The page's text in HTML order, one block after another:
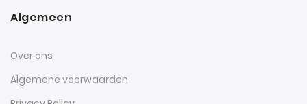
Algemeen
Over ons
Algemene voorwaarden